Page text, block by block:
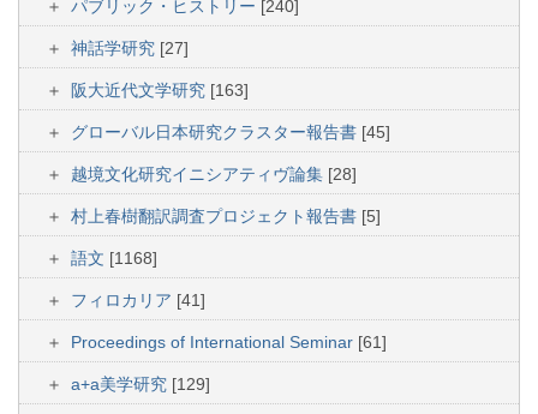
パブリック・ヒストリー [240]
神話学研究 [27]
阪大近代文学研究 [163]
グローバル日本研究クラスター報告書 [45]
越境文化研究イニシアティヴ論集 [28]
村上春樹翻訳調査プロジェクト報告書 [5]
語文 [1168]
フィロカリア [41]
Proceedings of International Seminar [61]
a+a美学研究 [129]